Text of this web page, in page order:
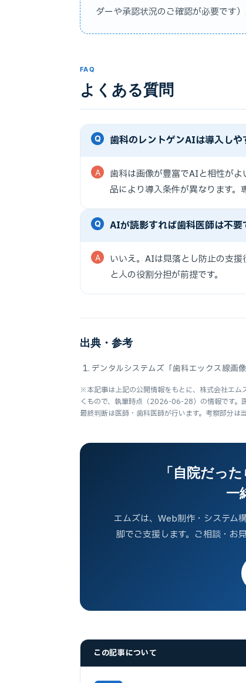
ダーや承認状況のご確認が必要です）
FAQ
よくある質問
歯科のレントゲンAIは導入しや
歯科は画像が豊富でAIと相性が
品により導入条件が異なります。
AIが読影すれば歯科医師は不要
いいえ。AIは見落とし防止の支
と人の役割分担が前提です。
出典・参考
デンタルシステムズ「歯科エックス線画
※本記事は上記の公開情報をもとに、株式会社エム
くもので、執筆時点（2026-06-28）の情報です。
最終判断は医師・歯科医師が行います。考察部分は
「自院だっ
一
エムズは、Web制作・システム
脚でご支援します。ご相談・お
この記事について